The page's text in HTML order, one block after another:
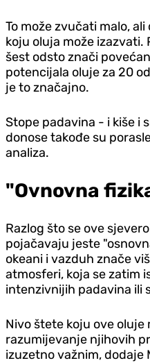
To može zvučati malo,
koju oluja može
šest odsto znači
potencijala oluje za 20
je to značajno.
Stope padavina - i kiše i
donose takođe su
analiza.
"Ovnovna
Razlog što se ove
pojačavaju jeste
okeani i vazduh znače
atmosferi, koja se zatim
intenzivnijih padavina ili
Nivo štete koju ove
razumijevanje njihovih
izuzetno važnim, dodaje